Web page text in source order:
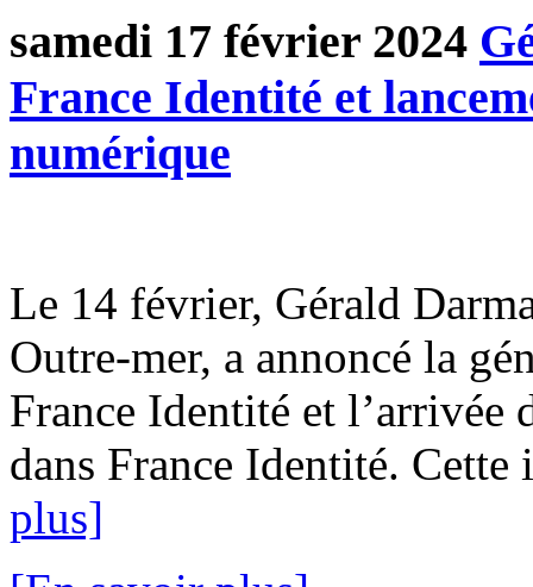
samedi 17 février 2024
France Identité et
numérique
Le 14 février, Gérald
Outre-mer, a annoncé la
France Identité et l’arrivée
dans France Identité.
plus]